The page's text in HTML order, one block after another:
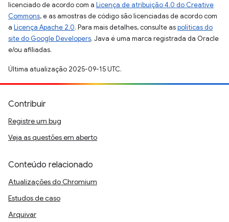
licenciado de acordo com a Licença de atribuição 4.0 do Creative
Commons, e as amostras de código são licenciadas de acordo com
a Licença Apache 2.0. Para mais detalhes, consulte aspolíticas do
site do Google Developers. Java é uma marca registrada da Oracle
e/ou afiliadas.
Última atualização 2025-09-15 UTC.
Contribuir
Registre um bug
Veja as questões em aberto
Conteúdo relacionado
Atualizações do Chromium
Estudos de caso
Arquivar